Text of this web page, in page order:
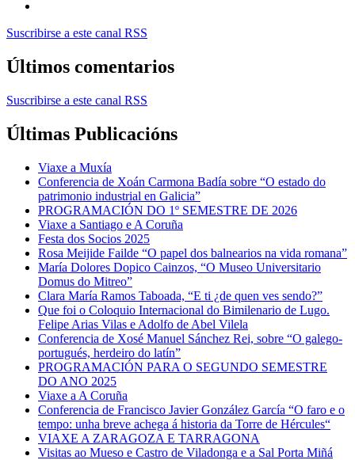
Suscribirse a este canal RSS
Últimos comentarios
Suscribirse a este canal RSS
Últimas Publicacións
Viaxe a Muxía
Conferencia de Xoán Carmona Badía sobre “O estado do
patrimonio industrial en Galicia”
PROGRAMACIÓN DO 1º SEMESTRE DE 2026
Viaxe a Santiago e A Coruña
Festa dos Socios 2025
Rosa Meijide Failde “O papel dos balnearios na vida romana”
María Dolores Dopico Cainzos, “O Museo Universitario
Domus do Mitreo”
Clara María Ramos Taboada, “E ti ¿de quen ves sendo?”
Que foi o Coloquio Internacional do Bimilenario de Lugo.
Felipe Arias Vilas e Adolfo de Abel Vilela
Conferencia de Xosé Manuel Sánchez Rei, sobre “O galego-
portugués, herdeiro do latín”
PROGRAMACIÓN PARA O SEGUNDO SEMESTRE
DO ANO 2025
Viaxe a A Coruña
Conferencia de Francisco Javier González García “O faro e o
tempo: unha breve achega á historia da Torre de Hércules“
VIAXE A ZARAGOZA E TARRAGONA
Visitas ao Mueso e Castro de Viladonga e a Sal Porta Miñá